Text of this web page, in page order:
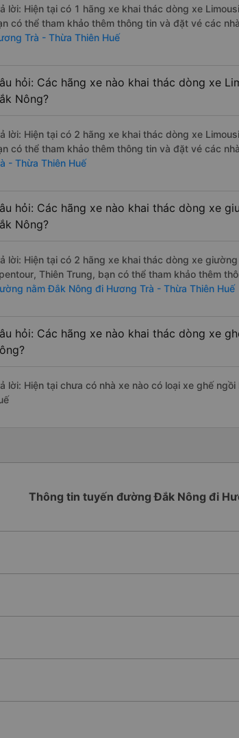
lời: Hiện tại có 1 hãng xe khai thác dòng xe
có thể tham khảo thêm thông tin và đặt vé các
Trà - Thừa Thiên Huế
hỏi: Các hãng xe nào khai thác dòng xe
Nông?
lời: Hiện tại có 2 hãng xe khai thác dòng xe
có thể tham khảo thêm thông tin và đặt vé các
- Thừa Thiên Huế
hỏi: Các hãng xe nào khai thác dòng xe
Nông?
lời: Hiện tại có 2 hãng xe khai thác dòng xe
Thiên Trung, bạn có thể tham khảo thêm
nằm Đắk Nông đi Hương Trà - Thừa Thiên Huế
hỏi: Các hãng xe nào khai thác dòng xe
lời: Hiện tại chưa có nhà xe nào có loại xe ghế
Thông tin tuyến đường Đắk Nông đi